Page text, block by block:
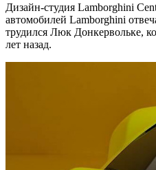
Дизайн-студия Lamborghini
автомобилей Lamborghini
трудился Люк Донкервольке,
лет назад.